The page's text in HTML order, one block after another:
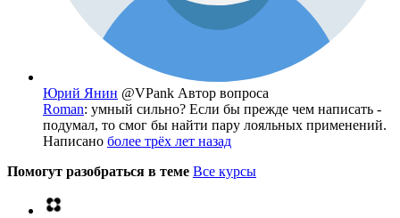
Юрий Янин @VPank Автор вопроса
Roman: умный сильно? Если бы прежде чем написать -
подумал, то смог бы найти пару лояльных применений.
Написано более трёх лет назад
Помогут разобраться в теме Все курсы